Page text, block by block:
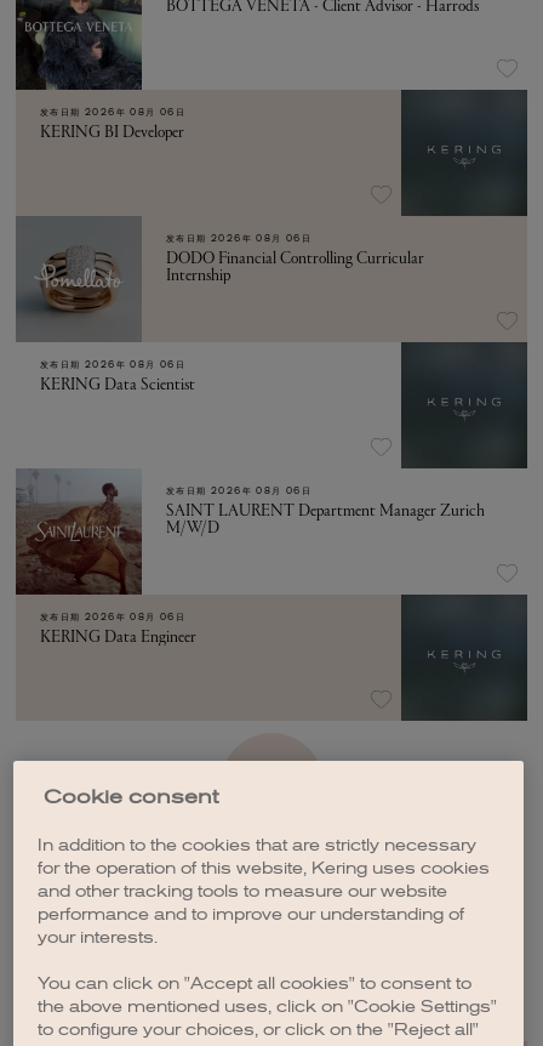
BOTTEGA VENETA - Client Advisor - Harrods
发布日期 2026年 08月 06日
KERING BI Developer
发布日期 2026年 08月 06日
DODO Financial Controlling Curricular
Internship
发布日期 2026年 08月 06日
KERING Data Scientist
发布日期 2026年 08月 06日
SAINT LAURENT Department Manager Zurich
M/W/D
发布日期 2026年 08月 06日
KERING Data Engineer
Cookie consent
In addition to the cookies that are strictly necessary
for the operation of this website, Kering uses cookies
and other tracking tools to measure our website
performance and to improve our understanding of
your interests.
You can click on "Accept all cookies" to consent to
the above mentioned uses, click on "Cookie Settings"
to configure your choices, or click on the "Reject all"